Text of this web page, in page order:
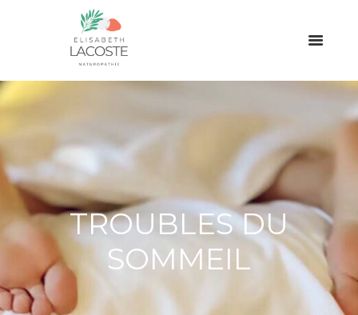
TROUBLES DU
SOMMEIL